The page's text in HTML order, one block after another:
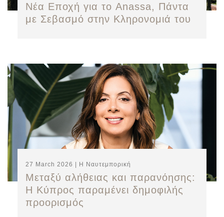
Νέα Εποχή για το Anassa, Πάντα
με Σεβασμό στην Κληρονομιά του
27 March 2026 | Η Ναυτεμπορική
Μεταξύ αλήθειας και παρανόησης:
Η Κύπρος παραμένει δημοφιλής
προορισμός